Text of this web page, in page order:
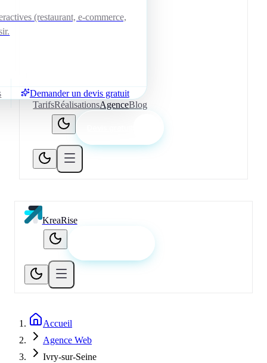
(restaurant, e-commerce,
Demander un devis gratuit
TarifsRéalisationsAgenceBlog
KreaRise
Accueil
Agence Web
Ivry-sur-Seine